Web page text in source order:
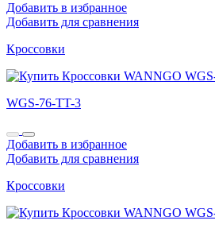
Добавить в избранное
Добавить для сравнения
Кроссовки
WGS-76-TT-3
Добавить в избранное
Добавить для сравнения
Кроссовки